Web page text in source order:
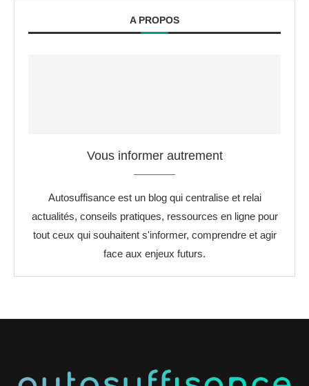
A PROPOS
Vous informer autrement
Autosuffisance est un blog qui centralise et relai
actualités, conseils pratiques, ressources en ligne pour
tout ceux qui souhaitent s'informer, comprendre et agir
face aux enjeux futurs.